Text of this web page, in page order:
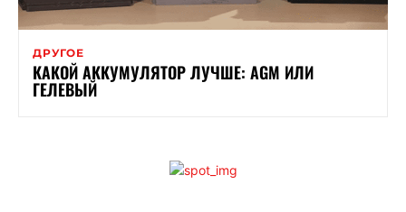
ДРУГОЕ
КАКОЙ АККУМУЛЯТОР ЛУЧШЕ: AGM ИЛИ
ГЕЛЕВЫЙ